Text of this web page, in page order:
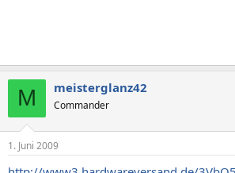
M meisterglanz42
Commander
1. Juni 2009